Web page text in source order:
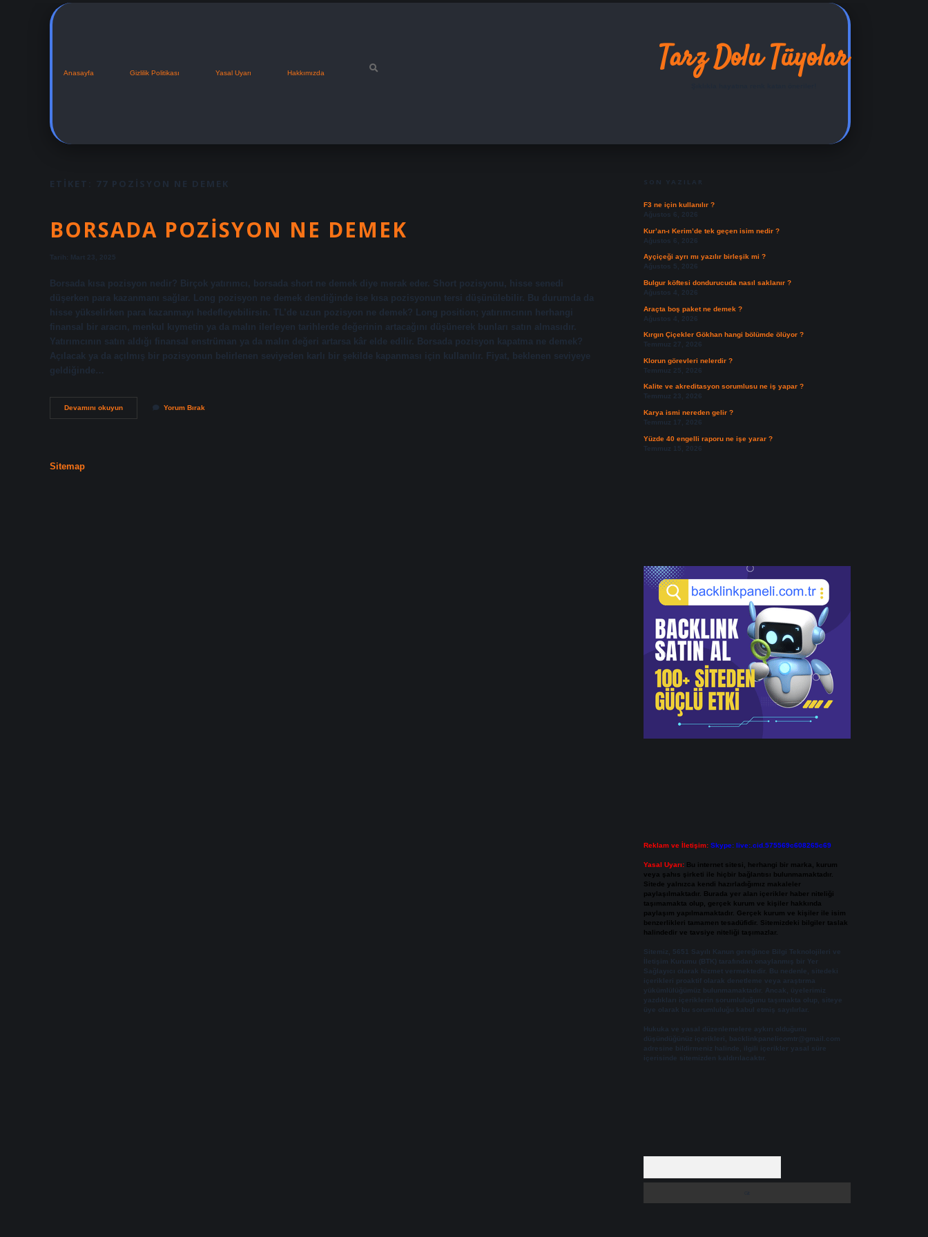
Anasayfa Gizlilik Politikası Yasal Uyarı Hakkımızda Tarz Dolu Tüyolar
ETIKET: 77 POZISYON NE DEMEK
BORSADA POZISYON NE DEMEK
Tarih: Mart 23, 2025
Borsada kısa pozisyon nedir? Birçok yatırımcı, borsada short ne demek diye merak eder. Short pozisyonu, hisse senedi
düşerken para kazanmanı sağlar. Long pozisyon ne demek dendiğinde ise kısa pozisyonun tersi düşünülebilir. Bu durumda da
hisse yükselirken para kazanmayı hedefleyebilirsin. TL’de uzun pozisyon ne demek? Long position; yatırımcının herhangi
finansal bir aracın, menkul kıymetin ya da malın ilerleyen tarihlerde değerinin artacağını düşünerek bunları satın almasıdır.
Yatırımcının satın aldığı finansal enstrüman ya da malın değeri artarsa kâr elde edilir. Borsada pozisyon kapatma ne demek?
Açılacak ya da açılmış bir pozisyonun belirlenen seviyeden karlı bir şekilde kapanması için kullanılır. Fiyat, beklenen seviyeye
geldiğinde…
Devamını okuyunBorsada
Pozisyon
Yorum Bırak
Sitemap
SON YAZILAR
F3 ne için kullanılır ?
Ağustos 6, 2026
Kur’an-ı Kerim’de tek geçen isim nedir ?
Ağustos 6, 2026
Ayçiçeği ayrı mı yazılır birleşik mi ?
Ağustos 5, 2026
Bulgur köftesi dondurucuda nasıl saklanır ?
Ağustos 4, 2026
Araçta boş paket ne demek ?
Ağustos 4, 2026
Kırgın Çiçekler Gökhan hangi bölümde ölüyor ?
Temmuz 27, 2026
Klorun görevleri nelerdir ?
Temmuz 25, 2026
Kalite ve akreditasyon sorumlusu ne iş yapar ?
Temmuz 23, 2026
Karya ismi nereden gelir ?
Temmuz 17, 2026
Yüzde 40 engelli raporu ne işe yarar ?
Temmuz 15, 2026
Reklam ve İletişim: Skype: live:.cid.575569c608265c69
Yasal Uyarı: Bu internet sitesi, herhangi bir marka, kurum
veya şahıs şirketi ile hiçbir bağlantısı bulunmamaktadır.
Sitede yalnızca kendi hazırladığımız makaleler
paylaşılmaktadır. Burada yer alan içerikler haber niteliği
taşımamakta olup, gerçek kurum ve kişiler hakkında
paylaşım yapılmamaktadır. Gerçek kurum ve kişiler ile isim
benzerlikleri tamamen tesadüfidir. Sitemizdeki bilgiler taslak
halindedir ve tavsiye niteliği taşımazlar.
Sitemiz, 5651 Sayılı Kanun gereğince Bilgi Teknolojileri ve
İletişim Kurumu (BTK) tarafından onaylanmış bir Yer
Sağlayıcı olarak hizmet vermektedir. Bu nedenle, sitedeki
içerikleri proaktif olarak denetleme veya araştırma
yükümlülüğümüz bulunmamaktadır. Ancak, üyelerimiz
yazdıkları içeriklerin sorumluluğunu taşımakta olup, siteye
üye olarak bu sorumluluğu kabul etmiş sayılırlar.
Hukuka ve yasal düzenlemelere aykırı olduğunu
düşündüğünüz içerikleri,
backlinkpanelicomtr@gmail.com
adresine bildirmeniz halinde, ilgili içerikler yasal süre
içerisinde sitemizden kaldırılacaktır.